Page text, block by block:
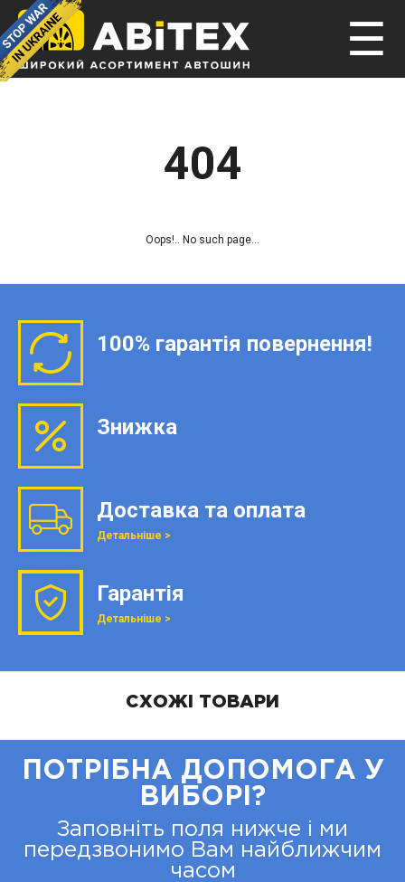
☰
404
Oops!.. No such page...
100% гарантія повернення!
Знижка
Доставка та оплата
Детальніше >
Гарантія
Детальніше >
СХОЖІ ТОВАРИ
ПОТРІБНА ДОПОМОГА У
ВИБОРІ?
Заповніть поля нижче і ми
передзвонимо Вам найближчим
часом